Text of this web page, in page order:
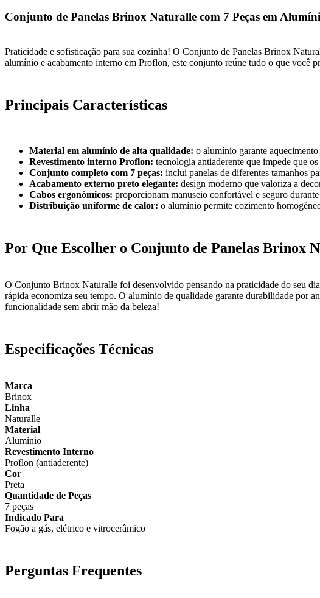
Conjunto de Panelas Brinox Naturalle com 7 Peças em
Praticidade e sofisticação para sua cozinha! O Conjunto de Panelas Brinox
alumínio e acabamento interno em Proflon, este conjunto reúne tudo o que você
Principais Características
Material em alumínio de alta qualidade: o alumínio garante
Revestimento interno Proflon: tecnologia antiaderente que impede que
Conjunto completo com 7 peças: inclui panelas de diferentes tamanhos
Acabamento externo preto elegante: design moderno que valoriza a
Cabos ergonômicos: proporcionam manuseio confortável e seguro
Distribuição uniforme de calor: o alumínio permite cozimento
Por Que Escolher o Conjunto de Panelas Brinox
O Conjunto Brinox Naturalle foi desenvolvido pensando na praticidade do seu
rápida economiza seu tempo. O alumínio de qualidade garante durabilidade por
funcionalidade sem abrir mão da beleza!
Especificações Técnicas
Marca
Brinox
Linha
Naturalle
Material
Alumínio
Revestimento Interno
Proflon (antiaderente)
Cor
Preta
Quantidade de Peças
7 peças
Indicado Para
Fogão a gás, elétrico e vitrocerâmico
Perguntas Frequentes